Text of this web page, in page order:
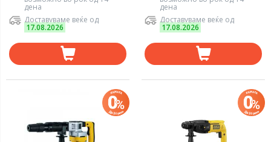
дена
Доставуваме веќе од
17.08.2026
дена
Доставуваме веќе од
17.08.2026